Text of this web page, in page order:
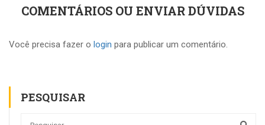
COMENTÁRIOS OU ENVIAR DÚVIDAS
Você precisa fazer o login para publicar um comentário.
PESQUISAR